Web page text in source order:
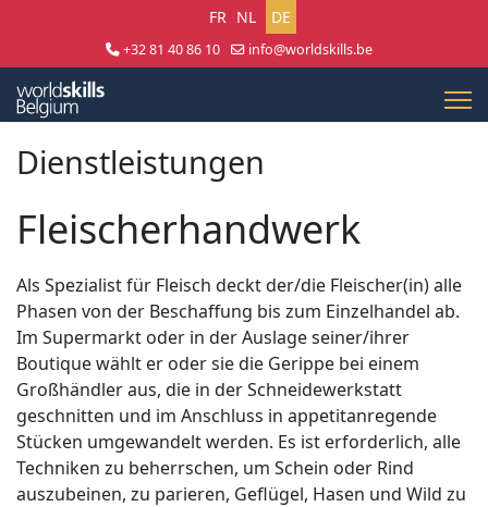
Sprache auswählen
FR NL DE
+32 81 40 86 10
info@worldskills.be
Dienstleistungen
Fleischerhandwerk
Als Spezialist für Fleisch deckt der/die Fleischer(in) alle
Phasen von der Beschaffung bis zum Einzelhandel ab.
Im Supermarkt oder in der Auslage seiner/ihrer
Boutique wählt er oder sie die Gerippe bei einem
Großhändler aus, die in der Schneidewerkstatt
geschnitten und im Anschluss in appetitanregende
Stücken umgewandelt werden. Es ist erforderlich, alle
Techniken zu beherrschen, um Schein oder Rind
auszubeinen, zu parieren, Geflügel, Hasen und Wild zu